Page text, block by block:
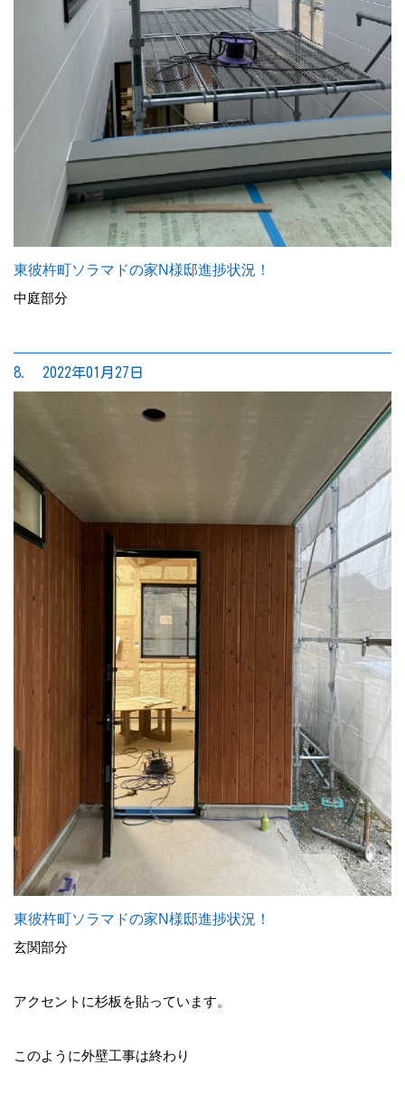
東彼杵町ソラマドの家N様邸進捗状況！
中庭部分
8. 2022年01月27日
東彼杵町ソラマドの家N様邸進捗状況！
玄関部分
アクセントに杉板を貼っています。
このように外壁工事は終わり